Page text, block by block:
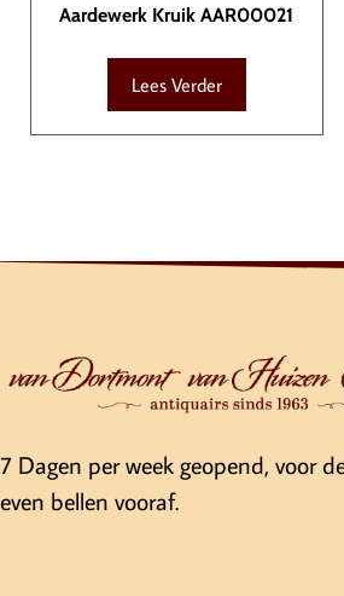
Aardewerk Kruik AAR00021
Lees Verder
7 Dagen per week geopend, voor
even bellen vooraf.